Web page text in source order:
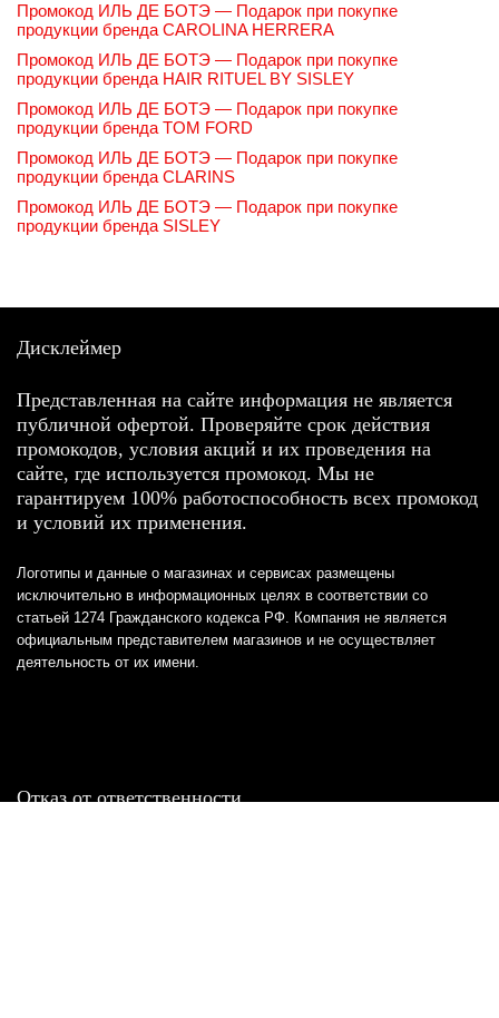
Промокод ИЛЬ ДЕ БОТЭ — Подарок при покупке
продукции бренда CAROLINA HERRERA
Промокод ИЛЬ ДЕ БОТЭ — Подарок при покупке
продукции бренда HAIR RITUEL BY SISLEY
Промокод ИЛЬ ДЕ БОТЭ — Подарок при покупке
продукции бренда TOM FORD
Промокод ИЛЬ ДЕ БОТЭ — Подарок при покупке
продукции бренда CLARINS
Промокод ИЛЬ ДЕ БОТЭ — Подарок при покупке
продукции бренда SISLEY
Дисклеймер
Представленная на сайте информация не является
публичной офертой. Проверяйте срок действия
промокодов, условия акций и их проведения на
сайте, где используется промокод. Мы не
гарантируем 100% работоспособность всех промокод
и условий их применения.
Логотипы и данные о магазинах и сервисах размещены
исключительно в информационных целях в соответствии со
статьей 1274 Гражданского кодекса РФ. Компания не является
официальным представителем магазинов и не осуществляет
деятельность от их имени.
Отказ от ответственности